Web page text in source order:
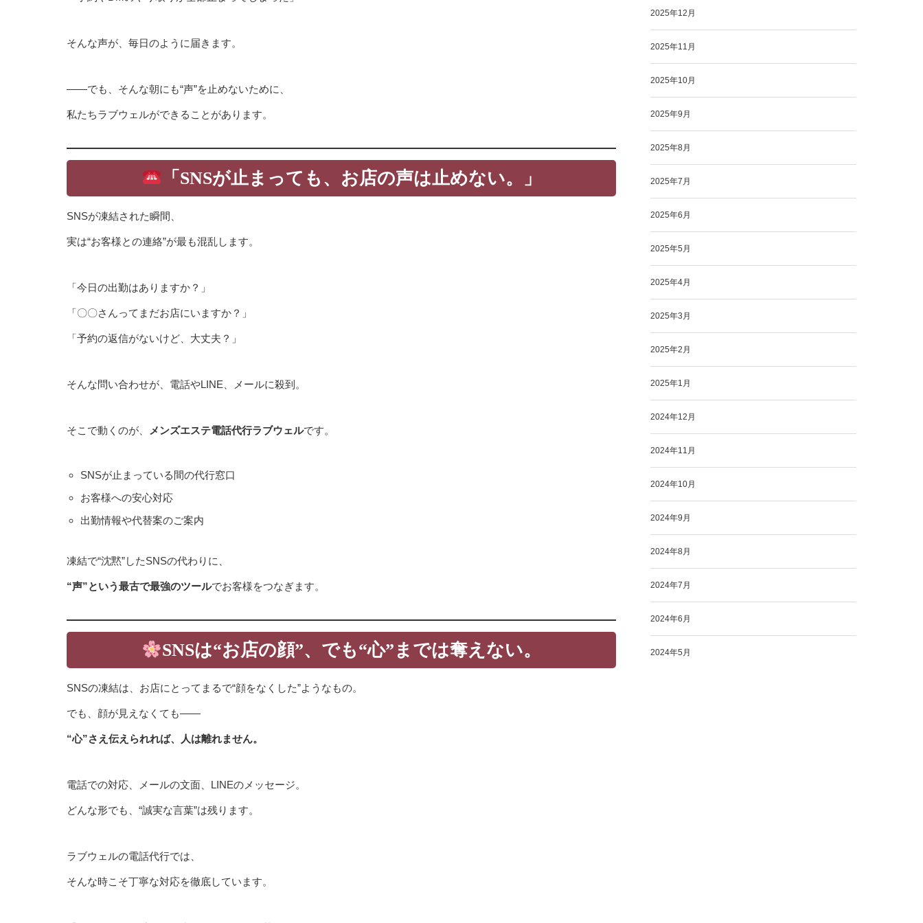
そんな声が、毎日のように届きます。
——でも、そんな朝にも“声”を止めないために、
私たちラブウェルができることがあります。
「SNSが止まっても、お店の声は止めない。」
SNSが凍結された瞬間、
実は“お客様との連絡”が最も混乱します。
「今日の出勤はありますか？」
「〇〇さんってまだお店にいますか？」
「予約の返信がないけど、大丈夫？」
そんな問い合わせが、電話やLINE、メールに殺到。
そこで動くのが、 メンズエステ電話代行ラブウェルです。
SNSが止まっている間の代行窓口
お客様への安心対応
出勤情報や代替案のご案内
凍結で“沈黙”したSNSの代わりに、
“声”という最古で最強のツールでお客様をつなぎます。
SNSは“お店の顔”、でも“心”までは奪えない。
SNSの凍結は、お店にとってまるで“顔をなくした”ようなもの。
でも、顔が見えなくても——
“心”さえ伝えられれば、人は離れません。
電話での対応、メールの文面、LINEのメッセージ。
どんな形でも、“誠実な言葉”は残ります。
ラブウェルの電話代行では、
そんな時こそ丁寧な対応を徹底しています。
2025年12月
2025年11月
2025年10月
2025年9月
2025年8月
2025年7月
2025年6月
2025年5月
2025年4月
2025年3月
2025年2月
2025年1月
2024年12月
2024年11月
2024年10月
2024年9月
2024年8月
2024年7月
2024年6月
2024年5月